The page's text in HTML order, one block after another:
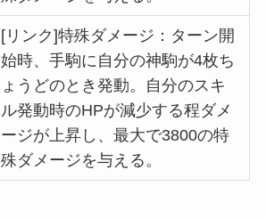
[リンク]特殊ダメージ：ターン開
始時、手駒に自分の神駒が4枚ち
ょうどのとき発動。自分のスキ
ル発動時のHPが減少する程ダメ
ージが上昇し、最大で3800の特
殊ダメージを与える。